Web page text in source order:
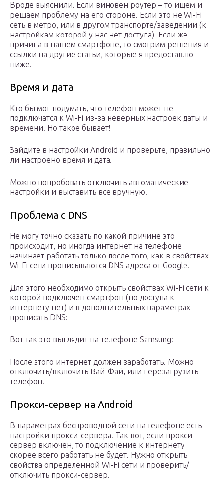
Вроде выяснили. Если виновен роутер – то ищем и
решаем проблему на его стороне. Если это не Wi-Fi
сеть в метро, или в другом транспорте/заведении (к
настройкам которой у нас нет доступа). Если же
причина в нашем смартфоне, то смотрим решения и
ссылки на другие статьи, которые я предоставлю
ниже.
Время и дата
Кто бы мог подумать, что телефон может не
подключатся к Wi-Fi из-за неверных настроек даты и
времени. Но такое бывает!
Зайдите в настройки Android и проверьте, правильно
ли настроено время и дата.
Можно попробовать отключить автоматические
настройки и выставить все вручную.
Проблема с DNS
Не могу точно сказать по какой причине это
происходит, но иногда интернет на телефоне
начинает работать только после того, как в свойствах
Wi-Fi сети прописываются DNS адреса от Google.
Для этого необходимо открыть свойствах Wi-Fi сети к
которой подключен смартфон (но доступа к
интернету нет) и в дополнительных параметрах
прописать DNS:
Вот так это выглядит на телефоне Samsung:
После этого интернет должен заработать. Можно
отключить/включить Вай-Фай, или перезагрузить
телефон.
Прокси-сервер на Android
В параметрах беспроводной сети на телефоне есть
настройки прокси-сервера. Так вот, если прокси-
сервер включен, то подключение к интернету
скорее всего работать не будет. Нужно открыть
свойства определенной Wi-Fi сети и проверить/
отключить прокси-сервер.